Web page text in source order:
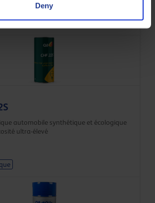
Deny
automobile synthétique et écologique
ultra-élevé